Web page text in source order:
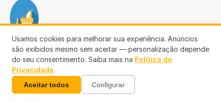
SEMOB PVH
(69) 3901-3167
Usamos cookies para melhorar sua experiência. Anúncios
são exibidos mesmo sem aceitar — personalização depende
do seu consentimento. Saiba mais na Política de
Privacidade.
Aceitar todos Configurar